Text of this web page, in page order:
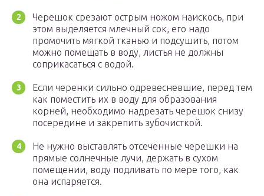
Черешок срезают острым ножом наискось, при
этом выделяется млечный сок, его надо
промочить мягкой тканью и подсушить, потом
можно помещать в воду, листья не должны
соприкасаться с водой.
Если черенки сильно одревесневшие, перед тем
как поместить их в воду для образования
корней, необходимо надрезать черешок снизу
посередине и закрепить зубочисткой.
Не нужно выставлять отсеченные черешки на
прямые солнечные лучи, держать в сухом
помещении, воду подливать по мере того, как
она испаряется.